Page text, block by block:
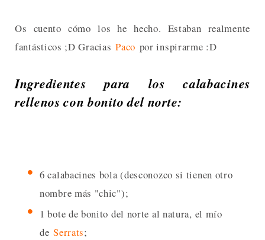
Os cuento cómo los he hecho. Estaban realmente
fantásticos ;D GraciasPaco por inspirarme :D
Ingredientes para los calabacines
rellenos con bonito del norte:
6 calabacines bola (desconozco si tienen otro
nombre más "chic");
1 bote de bonito del norte al natura, el mío
deSerrats;